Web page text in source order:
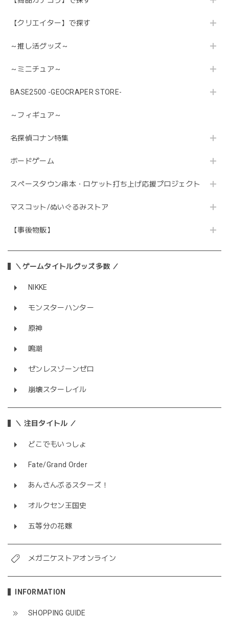
【クリエイター】で探す
～推し活グッズ～
～ミニチュア～
BASE2500 -GEOCRAPER STORE-
～フィギュア～
名探偵コナン特集
ボードゲーム
スペースタウン串本・ロケット打ち上げ応援プロジェクト
マスコット/ぬいぐるみストア
【事後物販】
＼ゲームタイトルグッズ多数 ／
NIKKE
モンスターハンター
原神
鳴潮
ゼンレスゾーンゼロ
崩壊スターレイル
＼ 注目タイトル ／
どこでもいっしょ
Fate/Grand Order
あんさんぶるスターズ！
オルクセン王国史
五等分の花嫁
メガニケストアオンライン
INFORMATION
SHOPPING GUIDE